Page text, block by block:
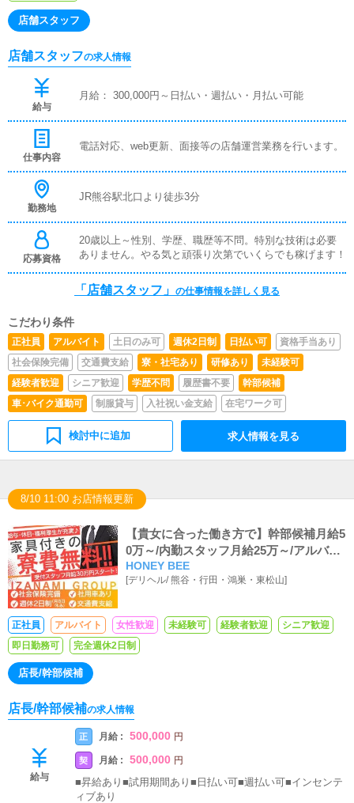
店舗スタッフ
店舗スタッフの求人情報
給与
月給： 300,000円～日払い・週払い・月払い可能
仕事内容
電話対応、web更新、面接等の店舗運営業務を行います。
勤務地
JR熊谷駅北口より徒歩3分
応募資格
20歳以上～性別、学歴、職歴等不問。特別な技術は必要
ありません。やる気と頑張り次第でいくらでも稼げます！
「店舗スタッフ」 の仕事情報を詳しく見る
こだわり条件
正社員 アルバイト 土日のみ可 週休2日制 日払い可
資格手当あり
社会保険完備
交通費支給 寮・社宅あり 研修あり
未経験可
経験者歓迎
シニア歓迎 学歴不問 履歴書不要
幹部候補
車･バイク通勤可
制服貸与 入社祝い金支給 在宅ワーク可
検討中に追加 求人情報を見る
8/10 11:00 お店情報更新
【貴女に合った働き方で】幹部候補月給5
0万～/内勤スタッフ月給25万～/アルバイ
ト時給1,200円～
HONEY BEE
[デリヘル/熊谷・行田・鴻巣・東松山]
正社員 アルバイト 女性歓迎 未経験可 経験者歓迎
シニア歓迎
即日勤務可
完全週休2日制
店長/幹部候補
店長/幹部候補の求人情報
給与
正 月給 : 500,000 円
契 月給 : 500,000 円
■昇給あり■試用期間あり■日払い可■週払い可■インセンテ
ィブあり